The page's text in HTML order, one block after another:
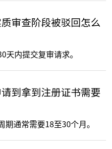
审查阶段被驳回怎么
内提交复审请求。
到拿到注册证书需要
通常需要18至30个月。